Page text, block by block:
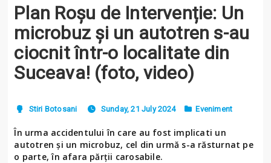
Plan Roșu de Intervenție: Un
microbuz și un autotren s-au
ciocnit într-o localitate din
Suceava! (foto, video)
Stiri Botosani Sunday, 21 July 2024 Eveniment
În urma accidentului în care au fost implicati un
autotren și un microbuz, cel din urmă s-a răsturnat pe
o parte, în afara părții carosabile.